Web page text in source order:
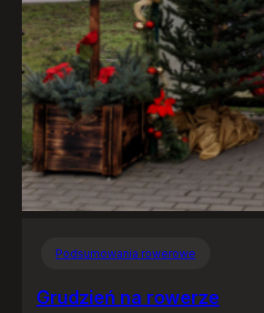
Podsumowania rowerowe
Grudzień na rowerze